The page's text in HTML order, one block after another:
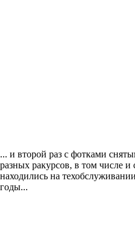
... и второй раз с фотками
разных ракурсов, в том числе
находились на
годы...